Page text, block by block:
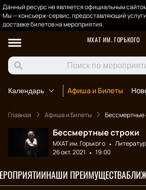
Данный ресурс не является официальным
Мы — консьерж-сервис, предоставляющий
доставке билетов на мероприятия.
МХАТ ИМ. ГОРЬКОГО
Календарь Афиша и Билеты
Главная Афиша и Билеты Бессмертные
Бессмертные строки
МХАТ им. Горького
26 окт. 2021
19:00
НАШИ ПРЕИМУЩЕСТВА